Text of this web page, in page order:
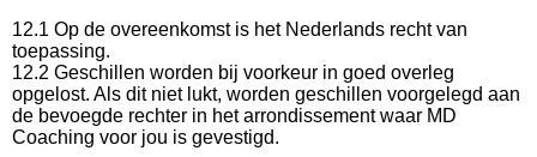
12.1 Op de overeenkomst is het Nederlands recht van
toepassing.
12.2 Geschillen worden bij voorkeur in goed overleg
opgelost. Als dit niet lukt, worden geschillen voorgelegd aan
de bevoegde rechter in het arrondissement waar MD
Coaching voor jou is gevestigd.